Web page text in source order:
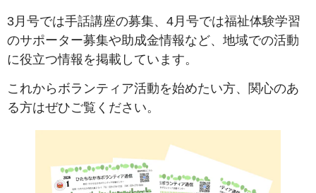
3月号では手話講座の募集、4月号では福祉体験学習
のサポーター募集や助成金情報など、地域での活動
に役立つ情報を掲載しています。
これからボランティア活動を始めたい方、関心のあ
る方はぜひご覧ください。